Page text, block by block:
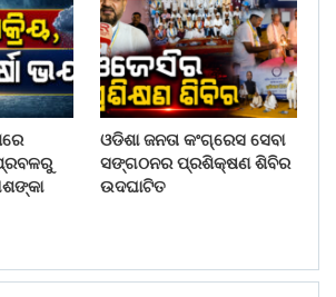
ଓଡିଶା ଜନତା କଂଗ୍ରେସ ସେବା
ସଙ୍ଗଠନର ପ୍ରଶିକ୍ଷଣ ଶିବିର
ଉଦଘାଟିତ